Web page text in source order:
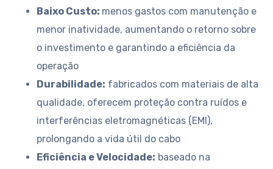
Baixo Custo: menos gastos com manutenção e
menor inatividade, aumentando o retorno sobre
o investimento e garantindo a eficiência da
operação
Durabilidade: fabricados com materiais de alta
qualidade, oferecem proteção contra ruídos e
interferências eletromagnéticas (EMI),
prolongando a vida útil do cabo
Eficiência e Velocidade: baseado na